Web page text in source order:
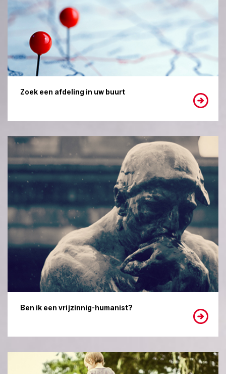
Zoek een afdeling in uw buurt
Ben ik een vrijzinnig-humanist?